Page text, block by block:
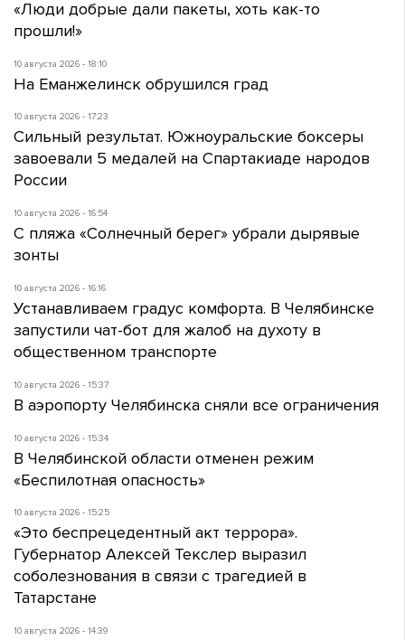
«Люди добрые дали пакеты, хоть как-то
прошли!»
10 августа 2026 - 18:10
На Еманжелинск обрушился град
10 августа 2026 - 17:23
Сильный результат. Южноуральские боксеры
завоевали 5 медалей на Спартакиаде народов
России
10 августа 2026 - 16:54
С пляжа «Солнечный берег» убрали дырявые
зонты
10 августа 2026 - 16:16
Устанавливаем градус комфорта. В Челябинске
запустили чат-бот для жалоб на духоту в
общественном транспорте
10 августа 2026 - 15:37
В аэропорту Челябинска сняли все ограничения
10 августа 2026 - 15:34
В Челябинской области отменен режим
«Беспилотная опасность»
10 августа 2026 - 15:25
«Это беспрецедентный акт террора».
Губернатор Алексей Текслер выразил
соболезнования в связи с трагедией в
Татарстане
10 августа 2026 - 14:39